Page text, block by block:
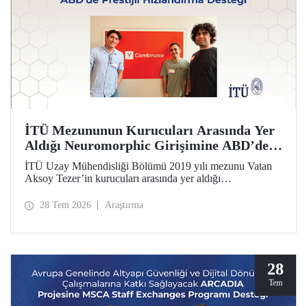
İTÜ Mezununun Kurucuları Arasında Yer
Aldığı Neuromorphic Girişimine ABD’de
Prestijli Hızlandırma Desteği
İTÜ Uzay Mühendisliği Bölümü 2019 yılı mezunu Vatan
Aksoy Tezer’in kurucuları arasında yer aldığı
programı Y Combinator’ın (YC) 2026 yaz dönemine kabul
28 Tem 2026 Araştırma
28
Tem